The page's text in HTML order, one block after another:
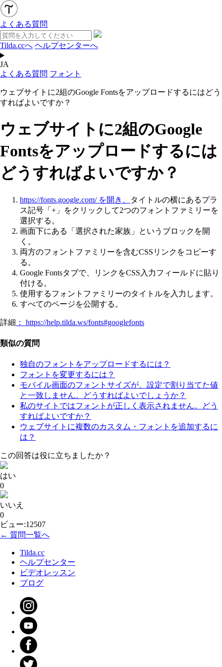
よくある質問
Tilda.ccへ ヘルプセンターへ
JA
よくある質問 フォント
ウェブサイトに2組のGoogle Fontsをアップロードするにはどう
すればよいですか？
ウェブサイトに2組のGoogle
Fontsをアップロードするには
どうすればよいですか？
https://fonts.google.com/ を開き、
タイトルの横にあるプラ
ス記号「+」をクリックして2つのフォントファミリーを
選択する。
画面下にある「選択された家族」というブロックを開
く。
両方のフォントファミリーを含むCSSリンクをコピーす
る。
Google Fontsタブで、リンクをCSS入力フィールドに貼り
付ける。
使用するフォントファミリーのタイトルを入力します。
すべてのページを公開する。
詳細 ： https://help.tilda.ws/fonts#googlefonts
類似の質問
独自のフォントをアップロードするには？
フォントを変更するには？
モバイル画面のフォントサイズが、設定で割り当てた値
と一致しません。どうすればよいでしょうか？
私のサイトではフォントが正しく表示されません。どう
すればよいですか？
ウェブサイトに複数のカスタム・フォントを追加するに
は？
この回答は役に立ちましたか？
はい
0
いいえ
0
ビュー:12507
← 質問一覧へ
Tilda.cc
ヘルプセンター
ビデオレッスン
ブログ